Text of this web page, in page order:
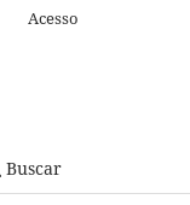
Buscar
Acesso